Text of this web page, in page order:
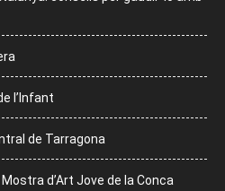
l’Infant
de Tarragona
d’Art Jove de la Conca